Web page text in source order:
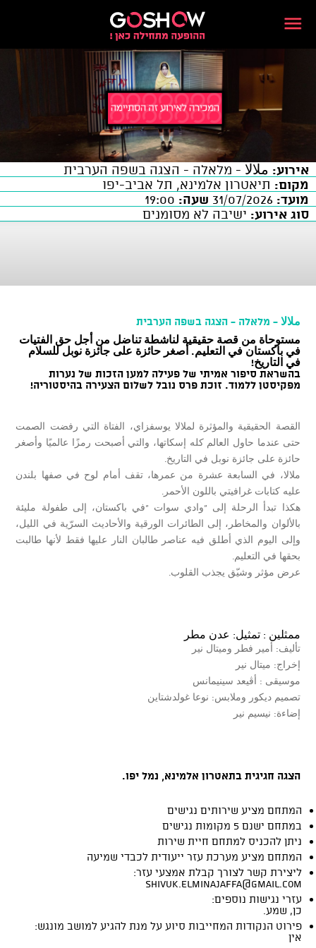
אירוע: ملالا - מלאלה - הצגה בשפה הערבית
מקום: תיאטרון אלמינא, תל אביב-יפו
מועד:
שעה:
סוג אירוע: ישיבה לא מסומנים
ملالا - מלאלה - הצגה בשפה הערבית
مستوحاة من قصة حقيقية لناشطة تناضل من أجل حق الفتيات
في باكستان في التعليم. أصغر حائزة على جائزة نوبل للسلام
في التاريخ!
בהשראת סיפור אמיתי של פעילה למען הזכות של נערות
מפקיסטן ללמוד. זוכת פרס נובל לשלום הצעירה בהיסטוריה!
القصة الحقيقية والمؤثرة لملالا يوسفزاي، الفتاة التي رفضت الصمت
حتى عندما حاول العالم كله إسكاتها، والتي أصبحت رمزًا عالميًا وأصغر
حائزة على جائزة نوبل في التاريخ.
ملالا، في السابعة عشرة من عمرها، تقف أمام لوح في صفها بلندن
عليه كتابات غرافيتي باللون الأحمر.
هكذا تبدأ الرحلة إلى "وادي سوات "في باكستان، إلى طفولة مليئة
بالألوان والمخاطر، إلى الطائرات الورقية والأحاديث السرّية في الليل،
وإلى اليوم الذي أطلق فيه عناصر طالبان النار عليها فقط لأنها طالبت
بحقها في التعليم.
عرض مؤثر وشيّق يجذب القلوب.
ممثلين : تمثيل: عدن مطر
تأليف: أمير فطر وميتال نير
إخراج: ميتال نير
موسيقى : أڤيعد سينيمانس
تصميم ديكور وملابس: نوعا غولدشتاين
إضاءة: نيسيم نير
הצגה חגיגית בתאטרון אלמינא, נמל יפו.
המתחם מציע שירותים נגישים
במתחם ישנם 5 מקומות נגישים
ניתן להכניס למתחם חיית שירות
המתחם מציע מערכת עזר ייעודית לכבדי שמיעה
ליצירת קשר לצורך קבלת אמצעי עזר:
shivuk.elminajaffa@gmail.com
עזרי נגישות נוספים:
כן, שמע.
פירוט הנקודות המחייבות סיוע על מנת להגיע למושב מונגש:
אין